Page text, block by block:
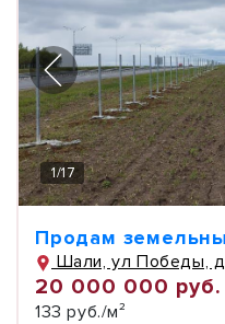
1/17
Продам
Шали, ул Победы,
20 000 000 руб.
133 руб./м²